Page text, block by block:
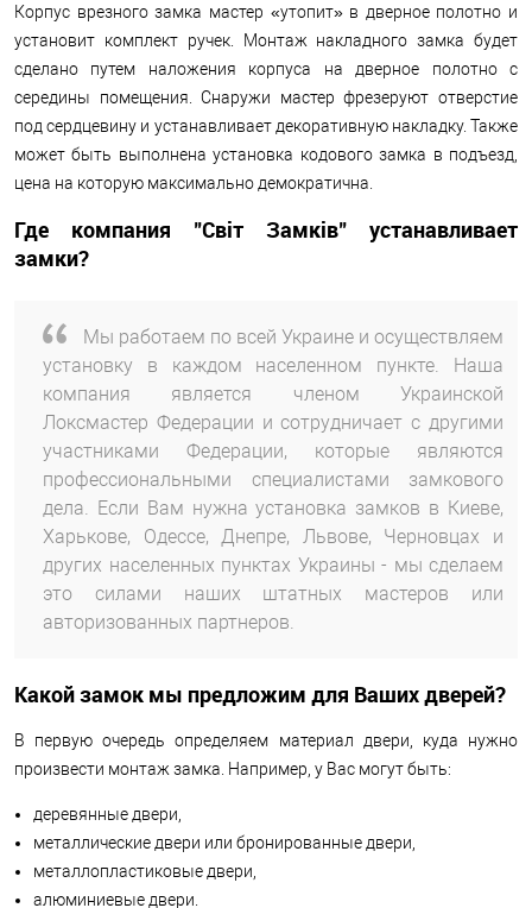
Корпус врезного замка мастер «утопит» в дверное полотно и
установит комплект ручек. Монтаж накладного замка будет
сделано путем наложения корпуса на дверное полотно с
середины помещения. Снаружи мастер фрезеруют отверстие
под сердцевину и устанавливает декоративную накладку. Также
может быть выполнена установка кодового замка в подъезд,
цена на которую максимально демократична.
Где компания "Світ Замків" устанавливает
замки?
Мы работаем по всей Украине и осуществляем
установку в каждом населенном пункте. Наша
компания является членом Украинской
Локсмастер Федерации и сотрудничает с другими
участниками Федерации, которые являются
профессиональными специалистами замкового
дела. Если Вам нужна установка замков в Киеве,
Харькове, Одессе, Днепре, Львове, Черновцах и
других населенных пунктах Украины - мы сделаем
это силами наших штатных мастеров или
авторизованных партнеров.
Какой замок мы предложим для Ваших дверей?
В первую очередь определяем материал двери, куда нужно
произвести монтаж замка. Например, у Вас могут быть:
деревянные двери,
металлические двери или бронированные двери,
металлопластиковые двери,
алюминиевые двери.